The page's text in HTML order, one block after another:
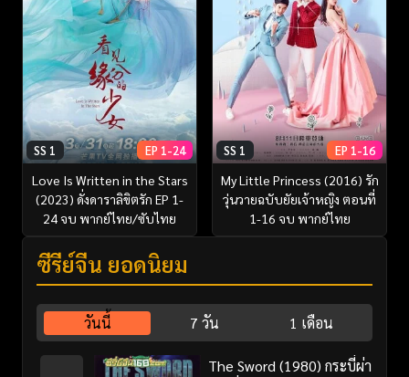
SS 1 EP 1-24
Love Is Written in the Stars
(2023) ดั่งดาราลิขิตรัก EP 1-
24 จบ พากย์ไทย/ซับไทย
SS 1 EP 1-16
My Little Princess (2016) รัก
วุ่นวายฉบับยัยเจ้าหญิง ตอนที่
1-16 จบ พากย์ไทย
ซีรี่ย์จีน ยอดนิยม
วันนี้ 7 วัน 1 เดือน
The Sword (1980) กระบี่ผ่า